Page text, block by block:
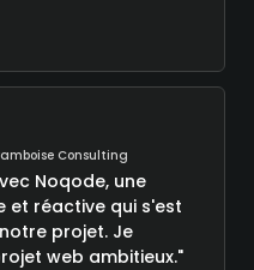
Consulting
Noqode, une
et réactive qui s'est
projet. Je
web ambitieux."